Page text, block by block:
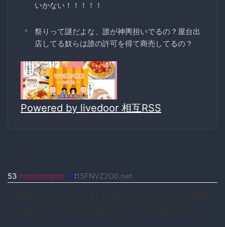
いかない！！！！！
祭りって謎だよな、誰が神輿担いでるの？屋台出
店してる奴らは誰の許可を得て商売してるの？
Powered by livedoor 相互RSS
53 moccosnoon ID:15FNVZ2O0.net